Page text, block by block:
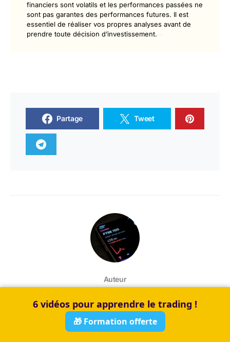
financiers sont volatils et les performances passées ne
sont pas garantes des performances futures. Il est
essentiel de réaliser vos propres analyses avant de
prendre toute décision d’investissement.
Partage Tweet
Auteur
Cadre du secteur privé. Diplômé d'un Master en Gestion de
6 vidéos pour apprendre le trading !
🎁 Formation offerte